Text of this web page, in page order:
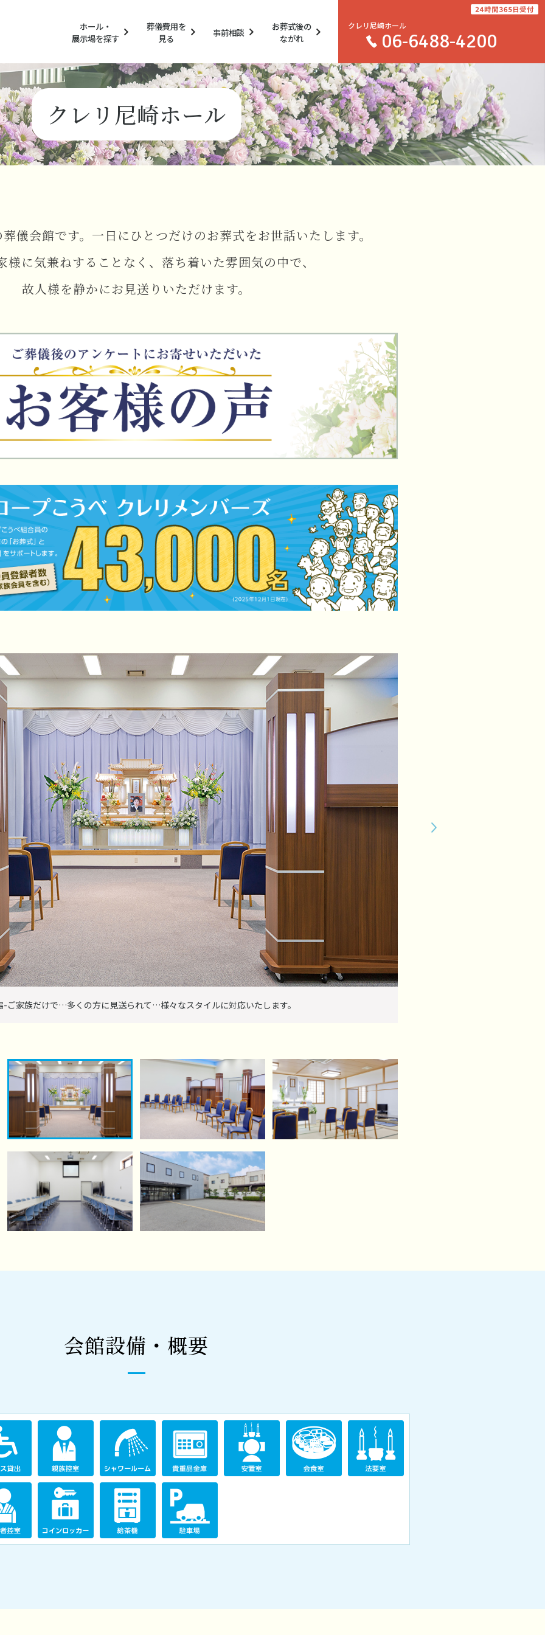
ホール・
展示場を探す
葬儀費用を
見る
事前相談
お葬式後の
ながれ
クレリ尼崎ホール
06-6488-4200
クレリ尼崎ホール
儀会館です。一日にひとつだけのお葬式をお世話いたします。
様に気兼ねすることなく、落ち着いた雰囲気の中で、
故人様を静かにお見送りいただけます。
-ご家族だけで…多くの方に見送られて…様々なスタイルに対応いたします。
会館設備・概要